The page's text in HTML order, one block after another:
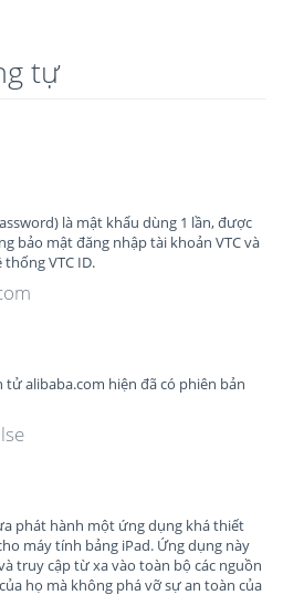
tự
là mật khẩu dùng 1 lần, được
bảo mật đăng nhập tài khoản VTC và
VTC ID.
alibaba.com hiện đã có phiên bản
phát hành một ứng dụng khá thiết
máy tính bảng iPad. Ứng dụng này
truy cập từ xa vào toàn bộ các nguồn
họ mà không phá vỡ sự an toàn của